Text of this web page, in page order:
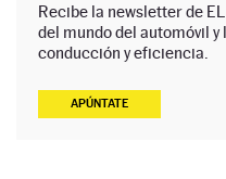
Recibe la newsletter de
del mundo del automóvil
conducción y eficiencia.
APÚNTATE